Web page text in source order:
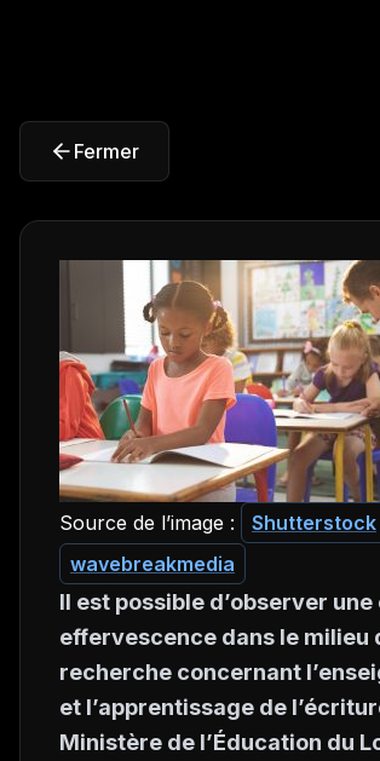
Fermer
Source de l’image :
Shutterstock
wavebreakmedia
Il est possible d’observer
effervescence dans le milieu
recherche concernant
et l’apprentissage de
Ministère de l’Éducation du